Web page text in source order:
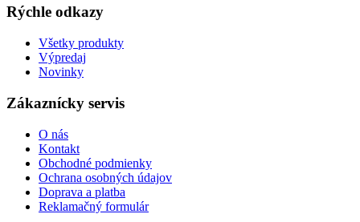
Rýchle odkazy
Všetky produkty
Výpredaj
Novinky
Zákaznícky servis
O nás
Kontakt
Obchodné podmienky
Ochrana osobných údajov
Doprava a platba
Reklamačný formulár